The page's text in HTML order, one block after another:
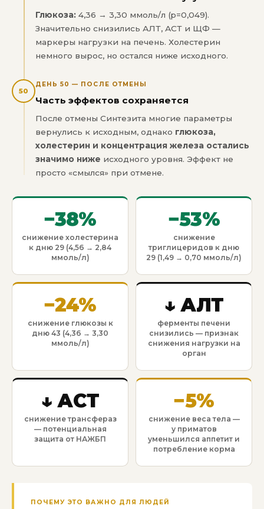
Глюкоза: 4,36 → 3,30 ммоль/л (p=0,049).
Значительно снизились АЛТ, АСТ и ЩФ —
маркеры нагрузки на печень. Холестерин
немного вырос, но остался ниже исходного.
50
ДЕНЬ 50 — ПОСЛЕ ОТМЕНЫ
Часть эффектов сохраняется
После отмены Синтезита многие параметры
вернулись к исходным, однако глюкоза,
холестерин и концентрация железа остались
значимо ниже исходного уровня. Эффект не
просто «смылся» при отмене.
−38%
снижение холестерина
к дню 29 (4,56 → 2,84
ммоль/л)
−53%
снижение
триглицеридов к дню
29 (1,49 → 0,70 ммоль/л)
−24%
снижение глюкозы к
дню 43 (4,36 → 3,30
ммоль/л)
↓ АЛТ
ферменты печени
снизились — признак
снижения нагрузки на
орган
↓ АСТ
снижение трансфераз
— потенциальная
защита от НАЖБП
−5%
снижение веса тела —
у приматов
уменьшился аппетит и
потребление корма
ПОЧЕМУ ЭТО ВАЖНО ДЛЯ ЛЮДЕЙ